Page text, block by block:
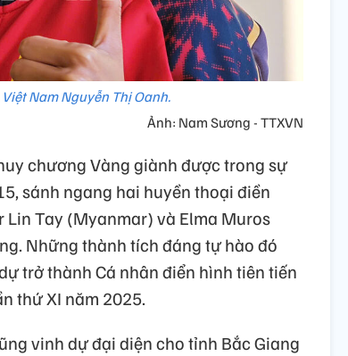
Nam Nguyễn Thị Oanh.
Ảnh: Nam Sương - TTXVN
chương Vàng giành được trong sự
sánh ngang hai huyền thoại điền
Tay (Myanmar) và Elma Muros
Những thành tích đáng tự hào đó
trở thành Cá nhân điển hình tiên tiến
thứ XI năm 2025.
vinh dự đại diện cho tỉnh Bắc Giang